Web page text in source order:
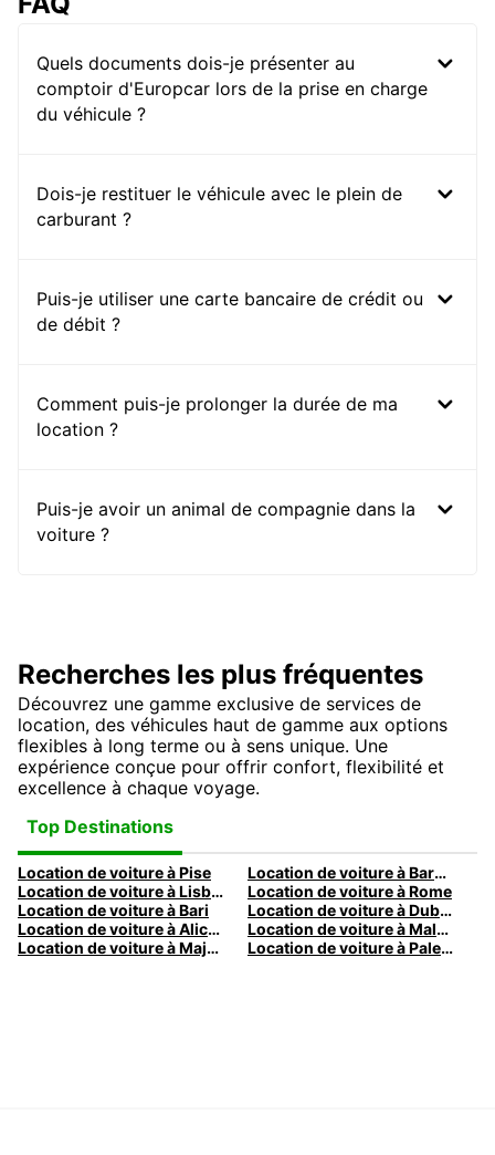
Quels documents dois-je présenter au
comptoir d'Europcar lors de la prise en charge
du véhicule ?
Dois-je restituer le véhicule avec le plein de
carburant ?
Puis-je utiliser une carte bancaire de crédit ou
de débit ?
Comment puis-je prolonger la durée de ma
location ?
Puis-je avoir un animal de compagnie dans la
voiture ?
Recherches les plus fréquentes
Découvrez une gamme exclusive de services de
location, des véhicules haut de gamme aux options
flexibles à long terme ou à sens unique. Une
expérience conçue pour offrir confort, flexibilité et
excellence à chaque voyage.
Top Destinations
Location de voiture à Pise
Location de voiture à Barcelone
Location de voiture à Lisbonne
Location de voiture à Rome
Location de voiture à Bari
Location de voiture à Dublin
Location de voiture à Alicante
Location de voiture à Malaga
Location de voiture à Majorque
Location de voiture à Palermo